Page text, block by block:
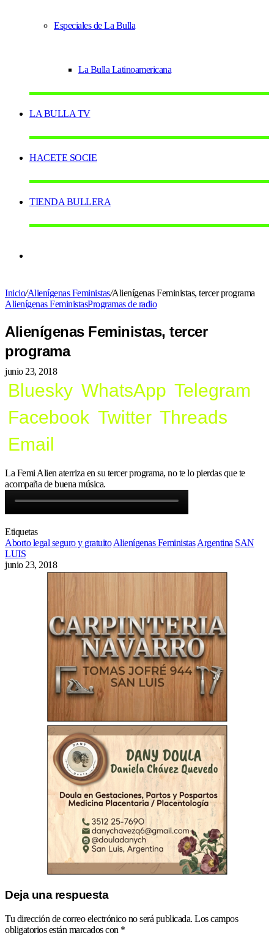
Especiales de La Bulla
La Bulla Latinoamericana
LA BULLA TV
HACETE SOCIE
TIENDA BULLERA
skin
Inicio/Alienígenas Feministas/Alienígenas Feministas, tercer programa
Alienígenas FeministasProgramas de radio
Alienígenas Feministas, tercer
programa
junio 23, 2018
Bluesky WhatsApp Telegram
Facebook Twitter Threads
Email
La Femi Alien aterriza en su tercer programa, no te lo pierdas que te
acompaña de buena música.
Etiquetas
Aborto legal seguro y gratuito Alienígenas Feministas Argentina SAN
LUIS
junio 23, 2018
Deja una respuesta
Tu dirección de correo electrónico no será publicada. Los campos
obligatorios están marcados con *